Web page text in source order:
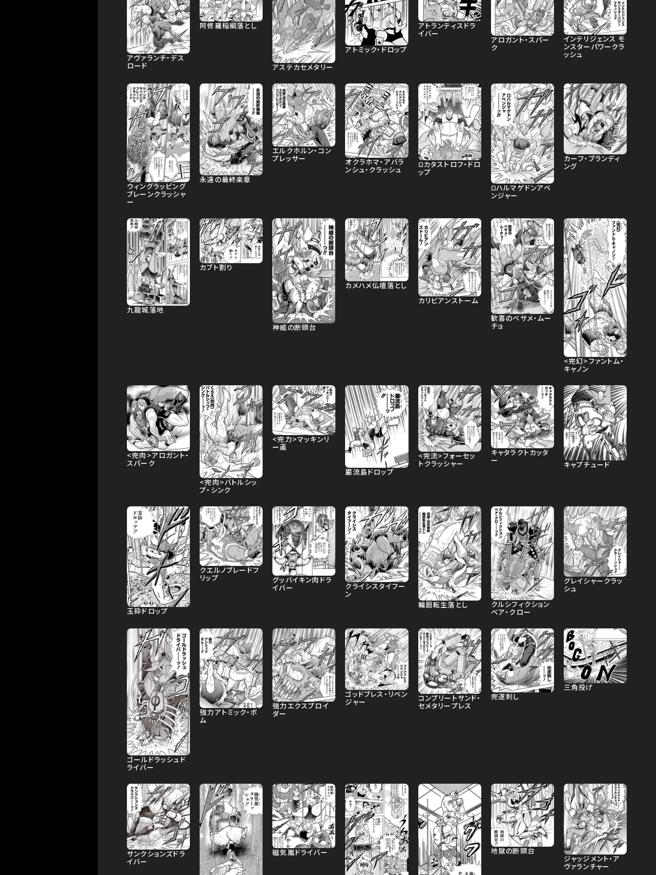
アヴァランチ・デス
ロード
阿修羅稲綱落とし
アステカセメタリー
アトミック・ドロップ
アトランティスドラ
イバー
アロガント・スパー
ク
インテリジェンス モ
ンスターパワークラ
ッシュ
ウィングラッピング
ブレーンクラッシャ
ー
永遠の最終楽章
エルクホルン・コン
プレッサー
オクラホマ・アバラ
ンシュ・クラッシュ
Ωカタストロフ・ドロ
ップ
Ωハルマゲドンアベ
ンジャー
カーフ・ブランディ
ング
九龍城落地
カブト割り
神威の断頭台
カメハメ仏壇落とし
カリビアンストーム
歓喜のベサメ・ムー
チョ
<完幻>ファントム・
キャノン
<完肉>アロガント・
スパーク
<完肉>バトルシッ
プ・シンク
<完力>マッキンリ
ー颪
巌流島ドロップ
<完流>フォーセッ
トクラッシャー
キャタラクトカッタ
ー
キャプチュード
玉砕ドロップ
クエルノブレードフ
リップ
グッバイキン肉ドラ
イバー
クライシスタイフー
ン
輪廻転生落とし
クルシフィクション
ベア・クロー
グレイシャークラッ
シュ
ゴールドラッシュド
ライバー
強力アトミック・ボ
ム
強力エクスプロイ
ダー
ゴッドブレス・リベン
ジャー
コンプリートサンド・
セメタリープレス
完遂刺し
三角投げ
サンクションズドラ
イバー
磁気嵐ドライバー 地獄の断頭台
ジャッジメント・ア
ヴァランチャー